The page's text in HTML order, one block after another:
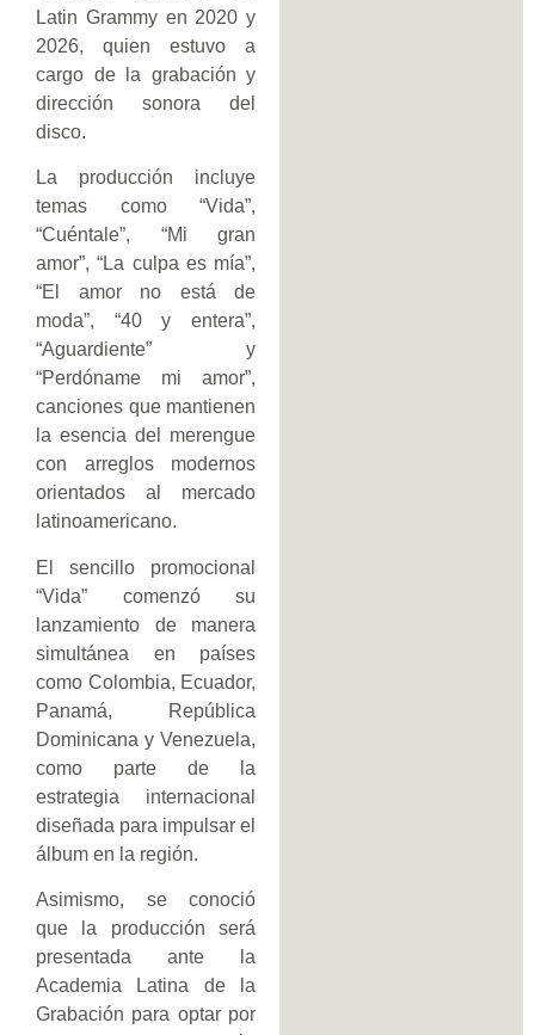
Latin Grammy en 2020 y
2026, quien estuvo a
cargo de la grabación y
dirección sonora del
disco.
La producción incluye
temas como “Vida”,
“Cuéntale”, “Mi gran
amor”, “La culpa es mía”,
“El amor no está de
moda”, “40 y entera”,
“Aguardiente” y
“Perdóname mi amor”,
canciones que mantienen
la esencia del merengue
con arreglos modernos
orientados al mercado
latinoamericano.
El sencillo promocional
“Vida” comenzó su
lanzamiento de manera
simultánea en países
como Colombia, Ecuador,
Panamá, República
Dominicana y Venezuela,
como parte de la
estrategia internacional
diseñada para impulsar el
álbum en la región.
Asimismo, se conoció
que la producción será
presentada ante la
Academia Latina de la
Grabación para optar por